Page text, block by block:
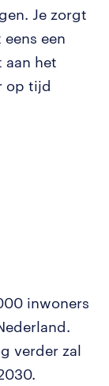
Je zorgt
een
aan het
op tijd
inwoners
verder zal